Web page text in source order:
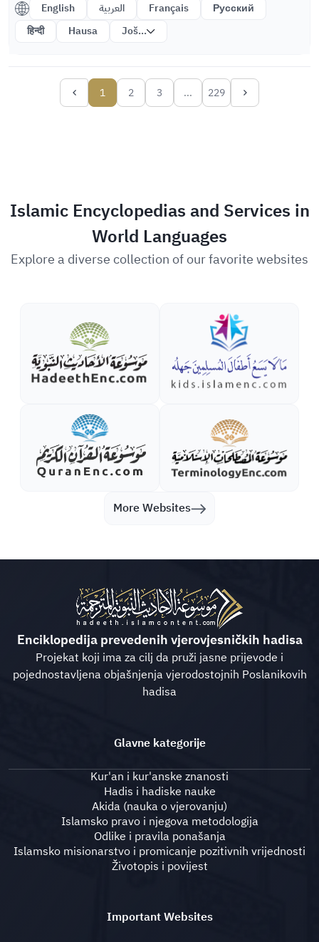
English العربية Français
Русский
हिन्दी
Hausa Još...
1 2 3 ... 229
Islamic Encyclopedias and Services in
World Languages
Explore a diverse collection of our favorite websites
More Websites
Enciklopedija prevedenih vjerovjesničkih hadisa
Projekat koji ima za cilj da pruži jasne prijevode i
pojednostavljena objašnjenja vjerodostojnih Poslanikovih
hadisa
Glavne kategorije
Kur'an i kur'anske znanosti
Hadis i hadiske nauke
Akida (nauka o vjerovanju)
Islamsko pravo i njegova metodologija
Odlike i pravila ponašanja
Islamsko misionarstvo i promicanje pozitivnih vrijednosti
Životopis i povijest
Important Websites